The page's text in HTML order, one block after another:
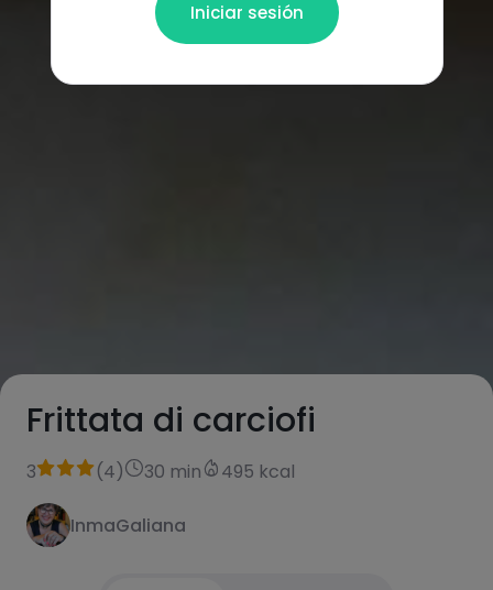
Frittata di carciofi
3 (4) 30 min 495 kcal
InmaGaliana
Iniciar sesión